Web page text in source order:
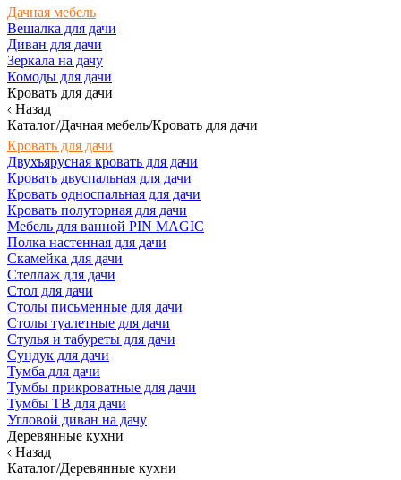
Дачная мебель
Вешалка для дачи
Диван для дачи
Зеркала на дачу
Комоды для дачи
Кровать для дачи
Назад
Каталог/Дачная мебель/Кровать для дачи
Кровать для дачи
Двухъярусная кровать для дачи
Кровать двуспальная для дачи
Кровать односпальная для дачи
Кровать полуторная для дачи
Мебель для ванной PIN MAGIC
Полка настенная для дачи
Скамейка для дачи
Стеллаж для дачи
Стол для дачи
Столы письменные для дачи
Столы туалетные для дачи
Стулья и табуреты для дачи
Сундук для дачи
Тумба для дачи
Тумбы прикроватные для дачи
Тумбы ТВ для дачи
Угловой диван на дачу
Деревянные кухни
Назад
Каталог/Деревянные кухни